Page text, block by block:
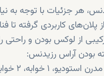
هر جزئیات با توجه به
کاربردی گرفته تا
از لوکس بودن و راحتی
بودن آراس رزیدنس: